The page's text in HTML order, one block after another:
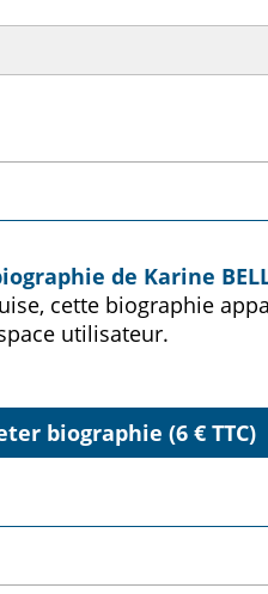
de Karine
cette biographie
utilisateur.
biographie (6 € TTC)